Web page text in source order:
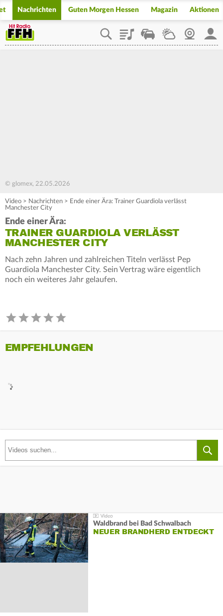
Nachrichten Guten Morgen Hessen Magazin Aktionen
PlaylistStaupilotWetterWebcam
© glomex, 22.05.2026
Video > Nachrichten > Ende einer Ära: Trainer Guardiola verlässt
Manchester City
Ende einer Ära:
TRAINER GUARDIOLA VERLÄSST
MANCHESTER CITY
Nach zehn Jahren und zahlreichen Titeln verlässt Pep
Guardiola Manchester City. Sein Vertrag wäre eigentlich
noch ein weiteres Jahr gelaufen.
EMPFEHLUNGEN
Waldbrand bei Bad Schwalbach
NEUER BRANDHERD ENTDECKT